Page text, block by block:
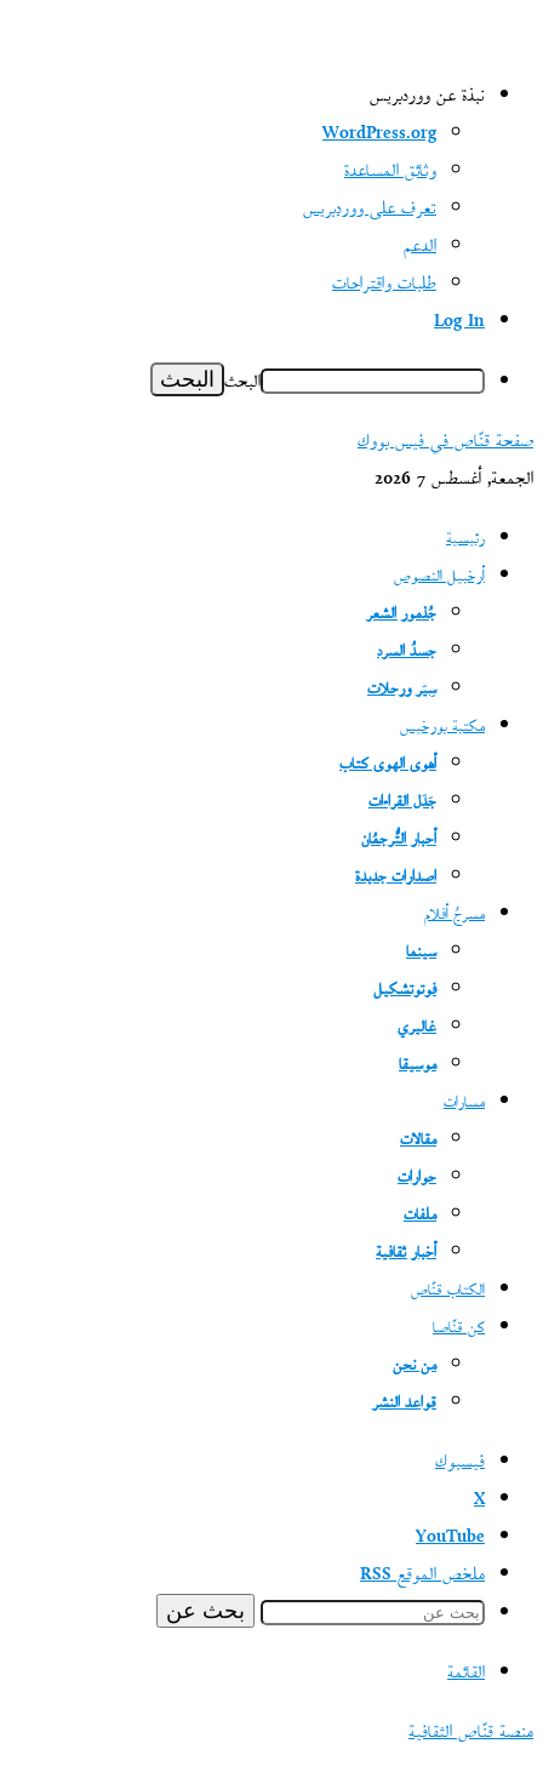
نبذة عن ووردبريس
WordPress.org
وثائق المساعدة
تعرف على ووردبريس
الدعم
طلبات واقتراحات
Log In
البحث
صفحة قنّاص في فيس بووك
الجمعة, أغسطس 7 2026
رئيسية
أرخبيل النصوص
جُذمور الشعر
جسدُ السرد
سِيَر ورحلات
مكتبة بورخيس
أهوى الهوى كتاب
جَدَل القراءات
أحبار التُّرجمُان
اصدارات جديدة
مسرحُ أفلام
سينما
فوتوتشكيل
غاليري
موسيقا
مسارات
مقالات
حوارات
ملفات
أخبار ثقافية
الكتاب قنّاص
كن قنّاصا
من نحن
قواعد النشر
فيسبوك
‫X
‫YouTube
ملخص الموقع RSS
بحث عن
القائمة
منصة قنّاص الثقافية